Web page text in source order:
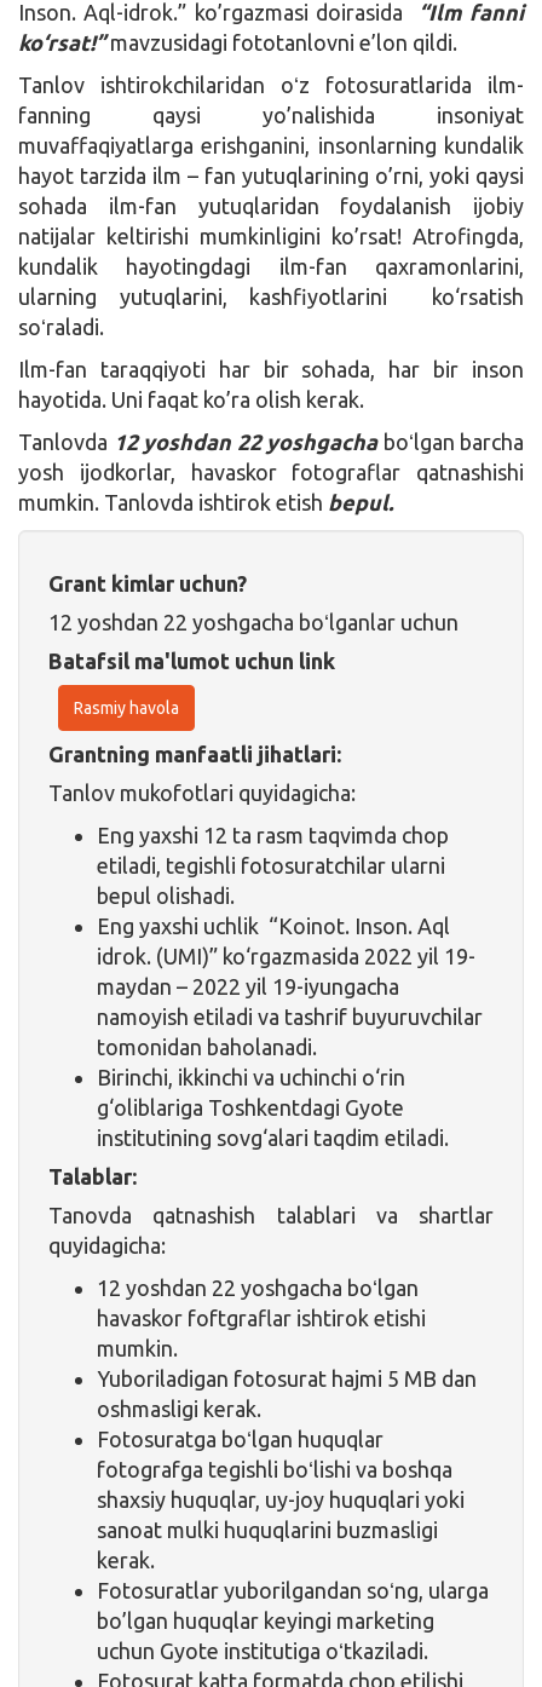
Inson. Aql-idrok.” ko’rgazmasi doirasida
“Ilm fanni
ko‘rsat!”mavzusidagi fototanlovni e’lon qildi.
Tanlov ishtirokchilaridan oʻz fotosuratlarida ilm-
fanning qaysi yo’nalishida insoniyat
muvaffaqiyatlarga erishganini, insonlarning kundalik
hayot tarzida ilm – fan yutuqlarining o’rni, yoki qaysi
sohada ilm-fan yutuqlaridan foydalanish ijobiy
natijalar keltirishi mumkinligini ko’rsat! Atrofingda,
kundalik hayotingdagi ilm-fan qaxramonlarini,
ularning yutuqlarini, kashfiyotlarini ko‘rsatish
soʻraladi.
Ilm-fan taraqqiyoti har bir sohada, har bir inson
hayotida. Uni faqat ko’ra olish kerak.
Tanlovda 12 yoshdan 22 yoshgachaboʻlgan barcha
yosh ijodkorlar, havaskor fotograflar qatnashishi
mumkin. Tanlovda ishtirok etish bepul.
Grant kimlar uchun?
12 yoshdan 22 yoshgacha boʻlganlar uchun
Batafsil ma'lumot uchun link
Rasmiy havola
Grantning manfaatli jihatlari:
Tanlov mukofotlari quyidagicha:
Eng yaxshi 12 ta rasm taqvimda chop
etiladi, tegishli fotosuratchilar ularni
bepul olishadi.
Eng yaxshi uchlik “Koinot. Inson. Aql
idrok. (UMI)” ko‘rgazmasida 2022 yil 19-
maydan – 2022 yil 19-iyungacha
namoyish etiladi va tashrif buyuruvchilar
tomonidan baholanadi.
Birinchi, ikkinchi va uchinchi o‘rin
g‘oliblariga Toshkentdagi Gyote
institutining sovg‘alari taqdim etiladi.
Talablar:
Tanovda qatnashish talablari va shartlar
quyidagicha:
12 yoshdan 22 yoshgacha boʻlgan
havaskor foftgraflar ishtirok etishi
mumkin.
Yuboriladigan fotosurat hajmi 5 MB dan
oshmasligi kerak.
Fotosuratga boʻlgan huquqlar
fotografga tegishli boʻlishi va boshqa
shaxsiy huquqlar, uy-joy huquqlari yoki
sanoat mulki huquqlarini buzmasligi
kerak.
Fotosuratlar yuborilgandan soʻng, ularga
bo’lgan huquqlar keyingi marketing
uchun Gyote institutiga oʻtkaziladi.
Fotosurat katta formatda chop etilishi